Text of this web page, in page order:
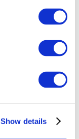
Show details